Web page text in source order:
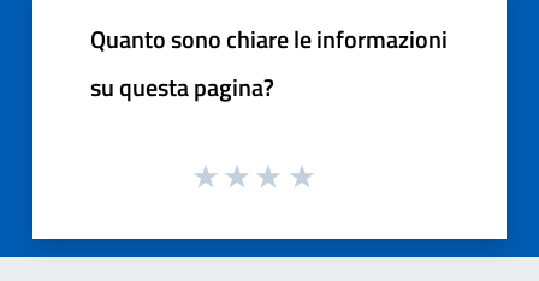
Quanto sono chiare le informazioni
su questa pagina?